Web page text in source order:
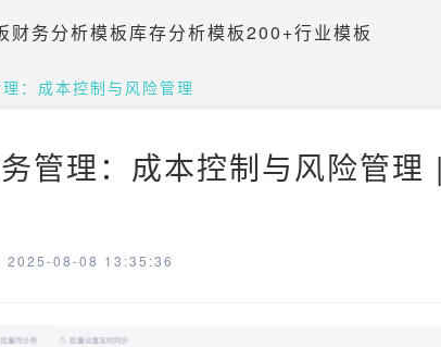
财务分析模板库存分析模板200+行业模板
：成本控制与风险管理
管理：成本控制与风险管理
2025-08-08 13:35:36